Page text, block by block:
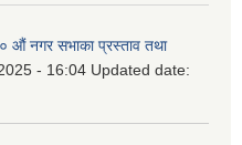
औं नगर सभाका प्रस्ताव तथा
- 16:04 Updated date: